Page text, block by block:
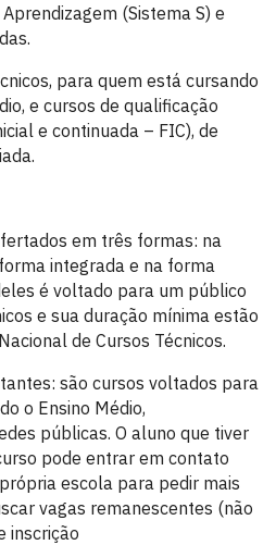
(Sistema S) e
para quem está cursando
e cursos de qualificação
e continuada – FIC), de
em três formas: na
integrada e na forma
é voltado para um público
e sua duração mínima estão
de Cursos Técnicos.
são cursos voltados para
o Ensino Médio,
públicas. O aluno que tiver
pode entrar em contato
escola para pedir mais
vagas remanescentes (não
inscrição